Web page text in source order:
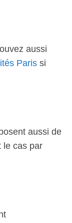
aussi
Paris si
aussi de
le cas par